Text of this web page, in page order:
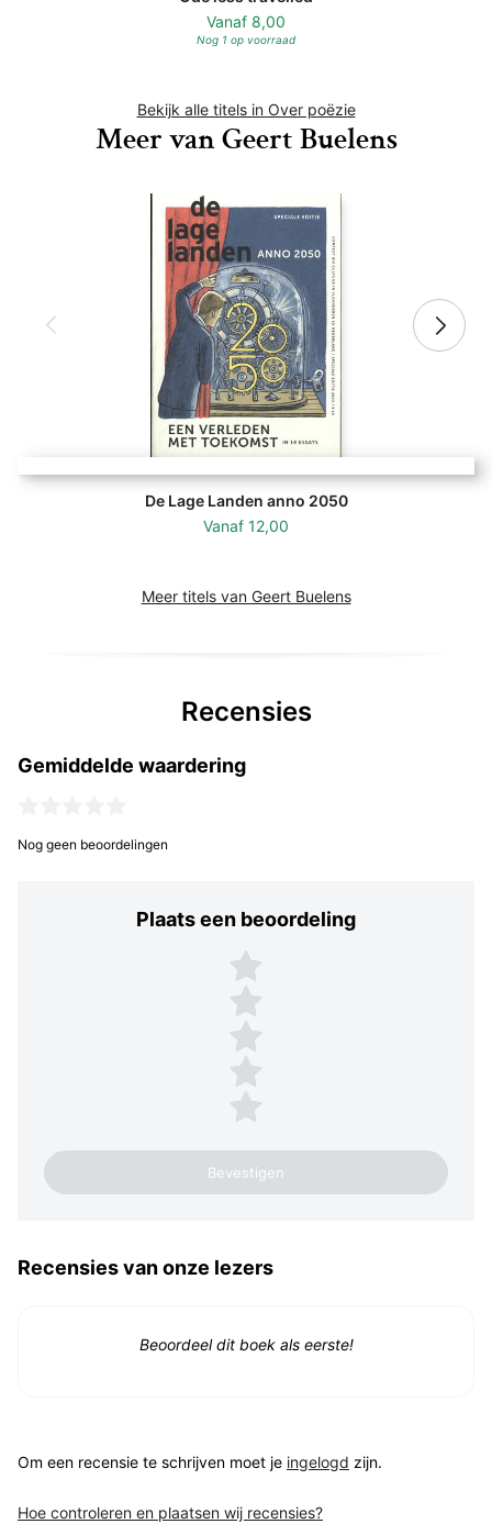
Vanaf 8,00
Nog 1 op voorraad
Bekijk alle titels in Over poëzie
Meer van Geert Buelens
De Lage Landen anno 2050
Vanaf 12,00
Meer titels van Geert Buelens
Recensies
Gemiddelde waardering
Nog geen beoordelingen
Plaats een beoordeling
Plaats een beoordeling
5 sterren
4 sterren
3 sterren
2 sterren
1 ster
Recensies van onze lezers
Beoordeel dit boek als eerste!
Om een recensie te schrijven moet je ingelogd zijn.
Hoe controleren en plaatsen wij recensies?